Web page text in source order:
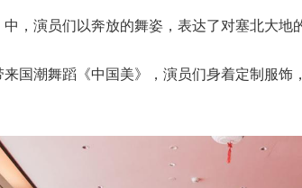
，演员们以奔放的舞姿，表达了对塞北大地
国潮舞蹈《中国美》，演员们身着定制服饰